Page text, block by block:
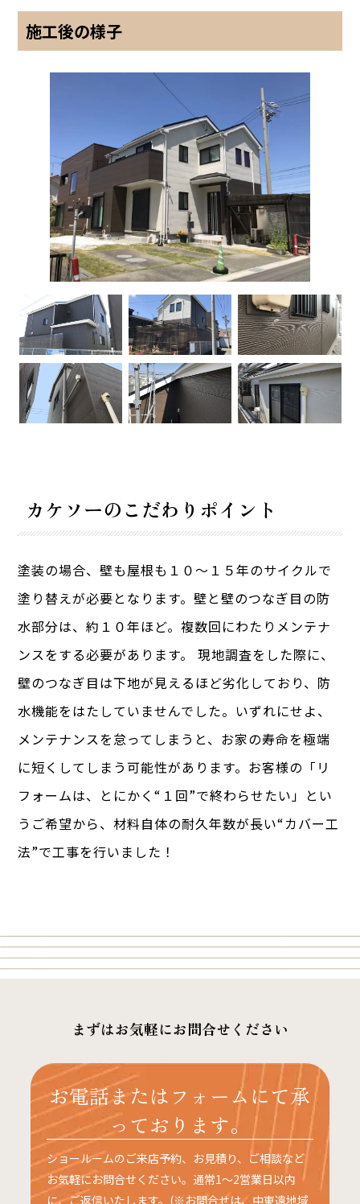
施工後の様子
カケソーのこだわりポイント
塗装の場合、壁も屋根も１０～１５年のサイクルで
塗り替えが必要となります。壁と壁のつなぎ目の防
水部分は、約１０年ほど。複数回にわたりメンテナ
ンスをする必要があります。 現地調査をした際に、
壁のつなぎ目は下地が見えるほど劣化しており、防
水機能をはたしていませんでした。いずれにせよ、
メンテナンスを怠ってしまうと、お家の寿命を極端
に短くしてしまう可能性があります。お客様の「リ
フォームは、とにかく“１回”で終わらせたい」とい
うご希望から、材料自体の耐久年数が長い“カバー工
法”で工事を行いました！
まずはお気軽にお問合せください
お電話またはフォームにて承
っております。
ショールームのご来店予約、お見積り、ご相談など
お気軽にお問合せください。通常1〜2営業日以内
に、ご返信いたします。(※お問合せは、中東遠地域